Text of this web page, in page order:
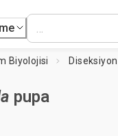
Biyolojisi
pupa